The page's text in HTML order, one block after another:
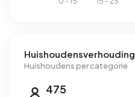
Huishoudensverhouding
Huishoudens per categorie
475